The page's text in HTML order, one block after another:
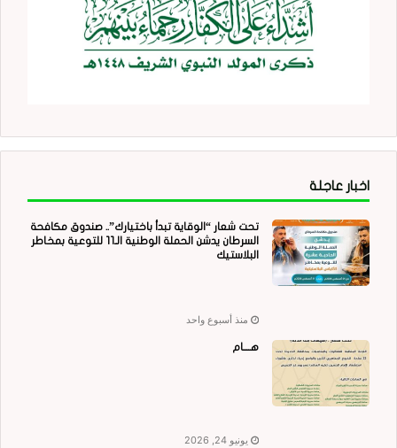
اخبار عاجلة
تحت شعار “الوقاية تبدأ باختيارك”.. صندوق مكافحة
السرطان يدشن الحملة الوطنية الـ11 للتوعية بمخاطر
البلاستيك
منذ أسبوع واحد
هــــام
يونيو 24, 2026